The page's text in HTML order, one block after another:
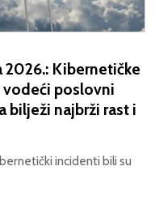
Kibernetičke
poslovni
bilježi najbrži rast i
incidenti bili su